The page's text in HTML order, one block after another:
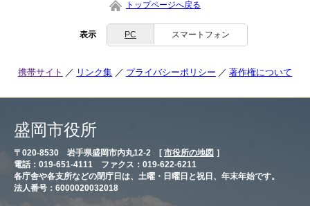
トップページへ戻る
表示 PC スマートフォン
携帯サイト リンク集 プライバシーポリシー 著作権について
盛岡市役所
〒020-8530 岩手県盛岡市内丸12-2 [ 市役所の地図 ］
電話：019-651-4111 ファクス：019-622-6211
各庁舎や各支所などの閉庁日は、土曜・日曜日と祝日、年末年始です。
法人番号：6000020032018